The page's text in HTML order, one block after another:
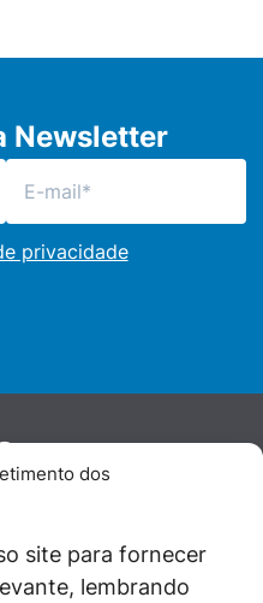
dos
site para fornecer
lembrando
Newsletter
privacidade
autores e
se posicionam
do cotidiano e